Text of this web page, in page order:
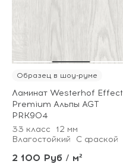
Образец в шоу-руме
Ламинат Westerhof Effect
Premium Альпы AGT
PRK904
33 класс
12 мм
Влагостойкий
С фаской
2 100 Руб / м²